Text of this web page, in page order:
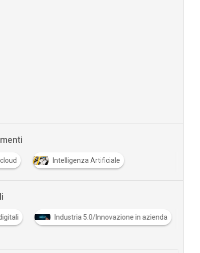
cloud Intelligenza Artificiale
digitali Industria 5.0/Innovazione in azienda